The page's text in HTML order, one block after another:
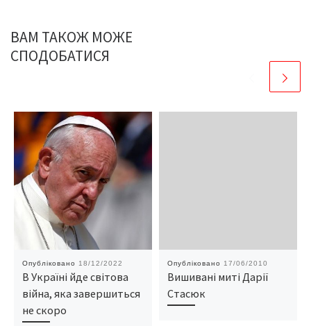
ВАМ ТАКОЖ МОЖЕ
СПОДОБАТИСЯ
Опубліковано 18/12/2022
В Україні йде світова
війна, яка завершиться
не скоро
Опубліковано 17/06/2010
Вишивані миті Дарії
Стасюк